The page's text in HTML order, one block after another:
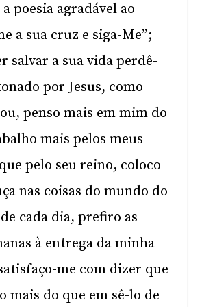
poesia agradável ao
a sua cruz e siga-Me”;
salvar a sua vida perdê-
por Jesus, como
penso mais em mim do
mais pelos meus
pelo seu reino, coloco
nas coisas do mundo do
cada dia, prefiro as
à entrega da minha
me com dizer que
mais do que em sê-lo de